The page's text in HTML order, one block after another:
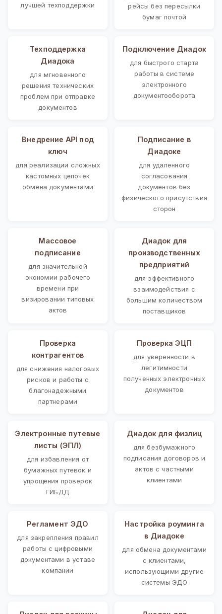
лучшей техподдержки
рейсы без пересылки
бумаг почтой
Техподдержка
Диадока
для мгновенного
решения технических
проблем при отправке
документов
Подключение Диадок
для быстрого старта
работы в системе
электронного
документооборота
Внедрение API под
ключ
для реализации сложных
кастомных цепочек
обмена документами
Подписание в
Диадоке
для удаленного
согласования
документов без
физического присутствия
сторон
Массовое
подписание
для значительной
экономии рабочего
времени при
визировании типовых
актов
Диадок для
производственных
предприятий
для эффективного
взаимодействия с
большим количеством
поставщиков
Проверка
контрагентов
для снижения налоговых
рисков и работы с
благонадежными
партнерами
Проверка ЭЦП
для уверенности в
легитимности
полученных электронных
документов
Электронные путевые
листы (ЭПЛ)
для избавления от
бумажных путевок и
упрощения проверок
ГИБДД
Диадок для физлиц
для безбумажного
подписания договоров и
актов с частными
клиентами
Регламент ЭДО
для закрепления правил
работы с цифровыми
документами в уставе
компании
Настройка роуминга
в Диадоке
для обмена документами
с клиентами,
использующими другие
системы ЭДО